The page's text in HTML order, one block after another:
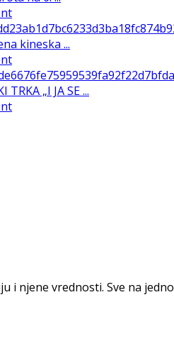
kineska ...
„I JA SE ...
i njene vrednosti. Sve na